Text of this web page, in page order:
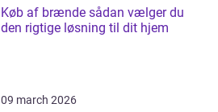
Køb af brænde sådan vælger du
den rigtige løsning til dit hjem
09 march 2026